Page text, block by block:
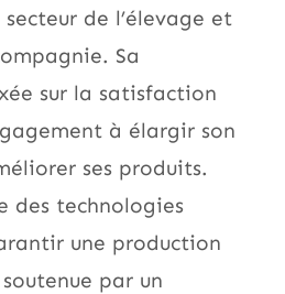
de l’élevage et
Sa
sur la satisfaction
à élargir son
ses produits.
des technologies
une production
par un